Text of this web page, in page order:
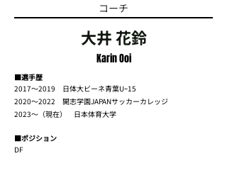
コーチ
大井 花鈴
Karin Ooi
■選手歴
2017〜2019 日体大ビーネ青葉Uｰ15
2020〜2022 開志学園JAPANサッカーカレッジ
2023〜（現在） 日本体育大学
■ポジション
DF